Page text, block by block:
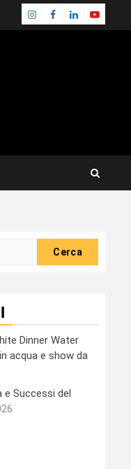
Instagram
Facebook
LinkedinYoutube
Dinner Water
acqua e show da
e Successi del